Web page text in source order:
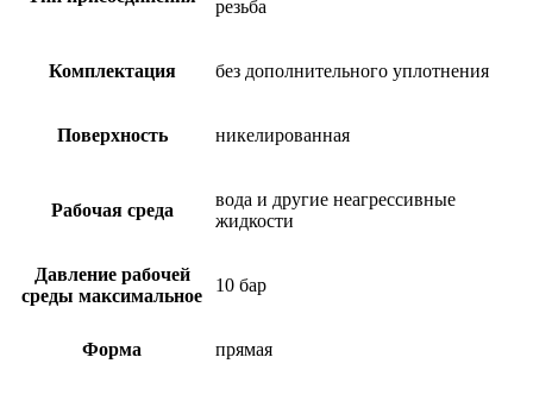
резьба
Комплектация без дополнительного уплотнения
Поверхность никелированная
Рабочая среда
вода и другие неагрессивные
жидкости
Давление рабочей
среды максимальное
10 бар
Форма прямая